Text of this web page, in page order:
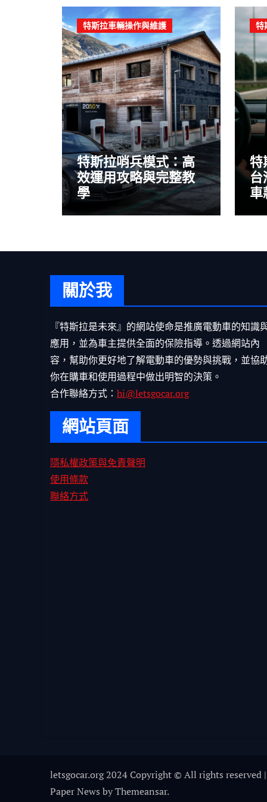
特斯拉車輛操作與維護
特斯拉哨兵模式：高
效運用攻略與完整教
學
特
特
台
車
關於我
『特斯拉是未來』的網站使命是推廣電動車的知識
應用，並為車主提供全面的保險指導。透過網站內
容，幫助你更好地了解電動車的優勢與挑戰，並協
你在購車和使用過程中做出明智的決策。
合作聯絡方式： hi@letsgocar.org
網站頁面
隱私權政策與免責聲明
使用條款
聯絡方式
letsgocar.org 2024 Copyright © All rights reserved |
Paper News byThemeansar.